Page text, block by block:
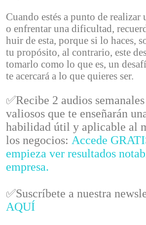
Cuando estés a punto de realizar
o enfrentar una dificultad,
huir de esta, porque si lo haces,
tu propósito, al contrario, este
tomarlo como lo que es, un
te acercará a lo que quieres ser.
✅Recibe 2 audios
valiosos que te enseñarán
habilidad útil y aplicable al
los negocios: Accede
empieza ver resultados
empresa.
✅Suscríbete a nuestra
AQUÍ